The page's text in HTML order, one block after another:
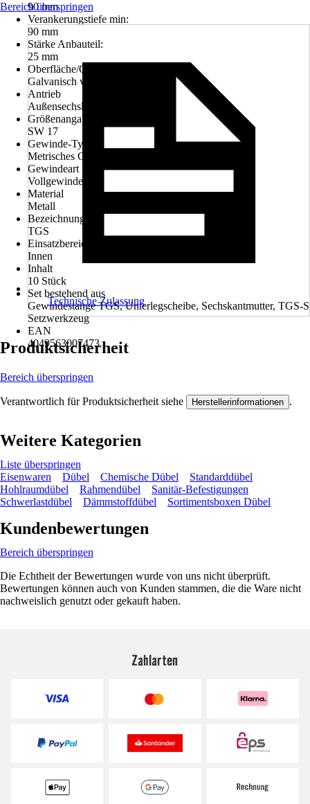
90 mm
Verankerungstiefe min:
90 mm
Stärke Anbauteil:
25 mm
Oberfläche/Oberflächenbehandlung
Galvanisch verzinkt
Antrieb
Außensechskant
Größenangabe zu Antrieb
SW 17
Gewinde-Typ
Metrisches Gewinde
Gewindeart
Vollgewinde
Material
Metall
Bezeichnung
TGS
Einsatzbereich
Innen
Inhalt
10 Stück
Set bestehend aus
Gewindestange TGS, Unterlegscheibe, Sechskantmutter, TGS-S
Setzwerkzeug
EAN
4049563007473
Bereich überspringen
Technische Zulassung
Produktsicherheit
Bereich überspringen
Verantwortlich für Produktsicherheit siehe Herstellerinformationen .
Weitere Kategorien
Liste überspringen
Eisenwaren
Dübel Chemische Dübel
Standarddübel
Hohlraumdübel
Rahmendübel
Sanitär-Befestigungen
Schwerlastdübel
Dämmstoffdübel Sortimentsboxen Dübel
Kundenbewertungen
Bereich überspringen
Die Echtheit der Bewertungen wurde von uns nicht überprüft.
Bewertungen können auch von Kunden stammen, die die Ware nicht
nachweislich genutzt oder gekauft haben.
Zahlarten